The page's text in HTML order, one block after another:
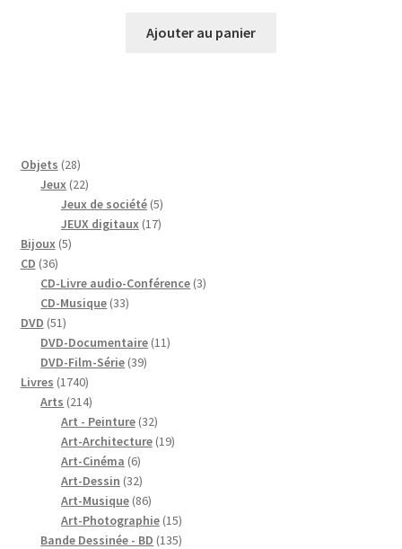
Ajouter au panier
Objets 2828
produits
Jeux 2222
produits
Jeux de société 55
produits
JEUX digitaux 1717
Bijoux 55
CD 3636
produits
CD-Livre audio-Conférence 33
CD-Musique 3333
DVD 5151
produits
DVD-Documentaire 1111
DVD-Film-Série 3939
Livres 17401740
produits
Arts 214214
produits
Art - Peinture 3232
produits
Art-Architecture 1919
Art-Cinéma 66
produits
Art-Dessin 3232
produits
Art-Musique 8686
produits
Art-Photographie 1515
produits
Bande Dessinée - BD 135135